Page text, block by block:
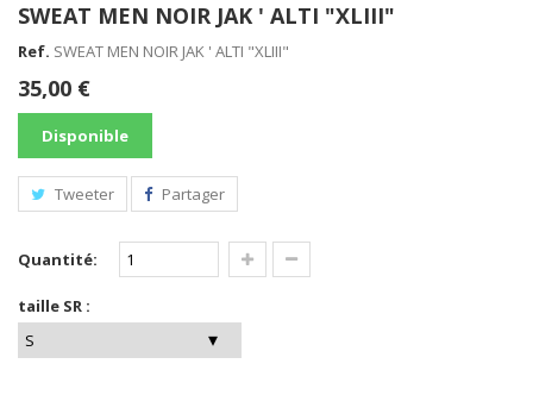
SWEAT MEN NOIR JAK ' ALTI "XLIII"
Ref. SWEAT MEN NOIR JAK ' ALTI "XLIII"
35,00 €
Disponible
Tweeter Partager
Quantité:
taille SR :